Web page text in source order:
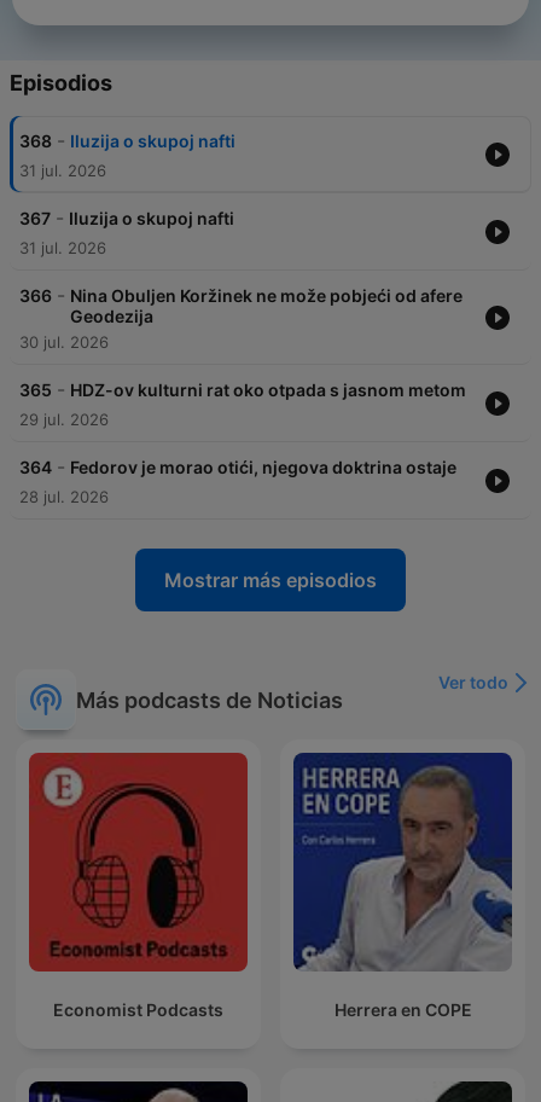
Episodios
368 - Iluzija o skupoj nafti
31 jul. 2026
367 - Iluzija o skupoj nafti
31 jul. 2026
366 - Nina Obuljen Koržinek ne može pobjeći od afere
Geodezija
30 jul. 2026
365 - HDZ-ov kulturni rat oko otpada s jasnom metom
29 jul. 2026
364 - Fedorov je morao otići, njegova doktrina ostaje
28 jul. 2026
Mostrar más episodios
Más podcasts de Noticias
Ver todo
Economist Podcasts Herrera en COPE